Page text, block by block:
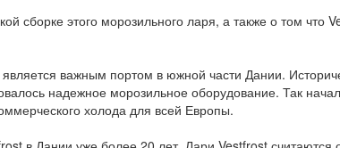
сборке этого морозильного ларя, а также о том что
важным портом в южной части Дании.
надежное морозильное оборудование. Так
холода для всей Европы.